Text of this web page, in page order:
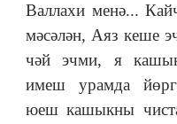
Валлахи менә...
мәсәлән, Аяз кеше
чәй эчми, я
имеш урамда
юеш кашыкны